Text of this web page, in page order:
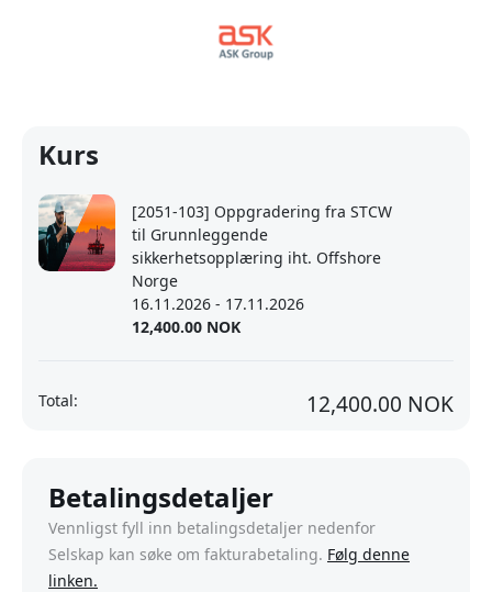
Betalingsdetaljer
Vennligst fyll inn betalingsdetaljer nedenfor
Selskap kan søke om fakturabetaling. Følg denne
linken.
Kurs
[2051-103] Oppgradering fra STCW
til Grunnleggende
sikkerhetsopplæring iht. Offshore
Norge
16.11.2026 - 17.11.2026
12,400.00 NOK
Total: 12,400.00 NOK